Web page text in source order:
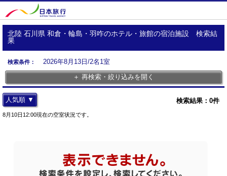
北陸 石川県 和倉・輪島・羽咋のホテル・旅館の宿泊施設 検索結
果
検索条件：
2026年8月13日/2名1室
＋ 再検索・絞り込みを開く
検索結果： 0件
人気順 ▼
8月10日12:00現在の空室状況です。